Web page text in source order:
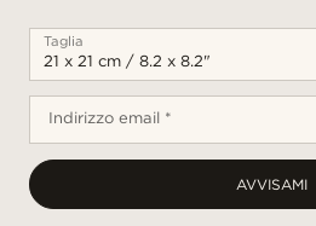
Taglia
Indirizzo email *
AVVISAMI